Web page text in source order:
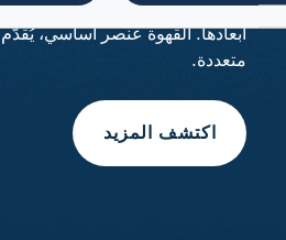
اكتشف المزيد